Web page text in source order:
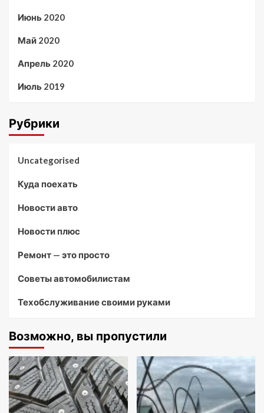
Июнь 2020
Май 2020
Апрель 2020
Июль 2019
Рубрики
Uncategorised
Куда поехать
Новости авто
Новости плюс
Ремонт — это просто
Советы автомобилистам
Техобслуживание своими руками
Возможно, вы пропустили